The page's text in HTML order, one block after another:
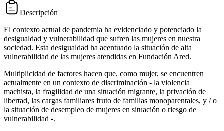
Descripción
El contexto actual de pandemia ha evidenciado y potenciado la
desigualdad y vulnerabilidad que sufren las mujeres en nuestra
sociedad. Esta desigualdad ha acentuado la situación de alta
vulnerabilidad de las mujeres atendidas en Fundación Ared.
Multiplicidad de factores hacen que, como mujer, se encuentren
actualmente en un contexto de discriminación - la violencia
machista, la fragilidad de una situación migrante, la privación de
libertad, las cargas familiares fruto de familias monoparentales, y / o
la situación de desempleo de mujeres en situación o riesgo de
vulnerabilidad -.